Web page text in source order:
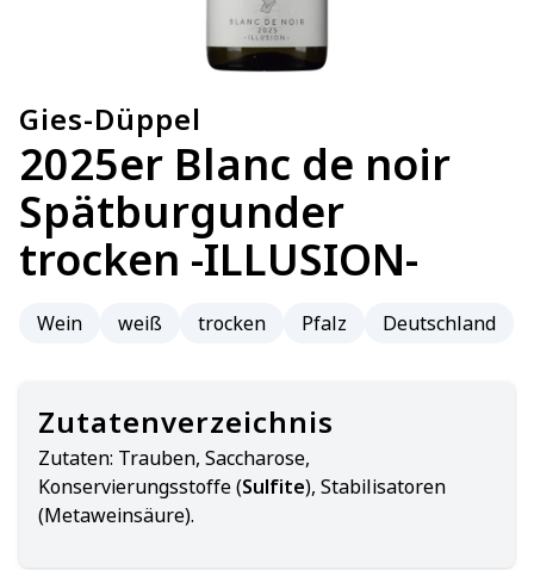
Gies-Düppel
2025er Blanc de noir
Spätburgunder
trocken -ILLUSION-
Wein weiß trocken Pfalz Deutschland
Zutatenverzeichnis
Zutaten: Trauben, Saccharose,
Konservierungsstoffe (Sulfite), Stabilisatoren
(Metaweinsäure).